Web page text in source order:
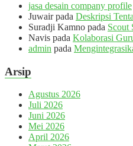
jasa desain company profile
Juwairpada Deskripsi
Suradji Kamno pada Scout
Navis pada Kolaborasi
admin pada
Arsip
Agustus 2026
Juli 2026
Juni 2026
Mei 2026
April 2026